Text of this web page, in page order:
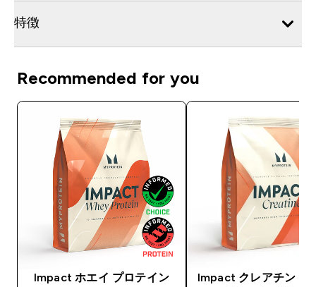
特徴
Recommended for you
Impact ホエイ プロテイン
Impact クレアチン モ